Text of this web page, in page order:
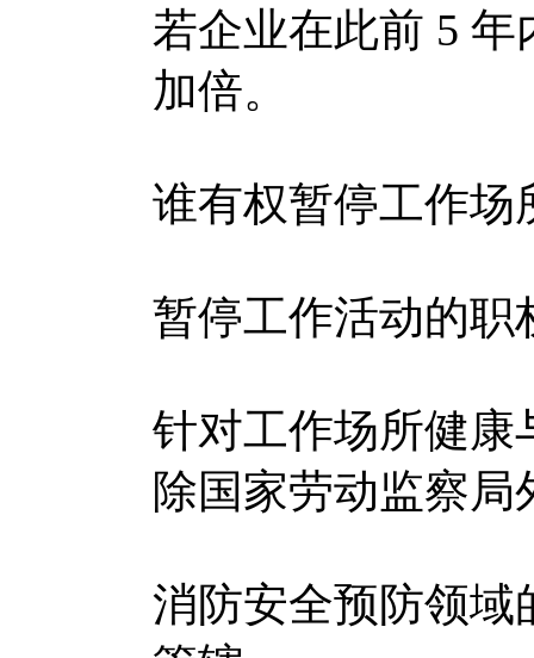
若企业在此前 5
加倍。
谁有权暂停工作场
暂停工作活动的职
针对工作场所健康
除国家劳动监察
消防安全预防领域